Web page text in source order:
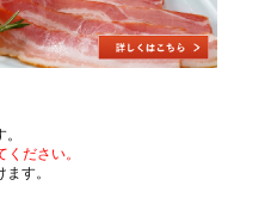
ださい。
す。